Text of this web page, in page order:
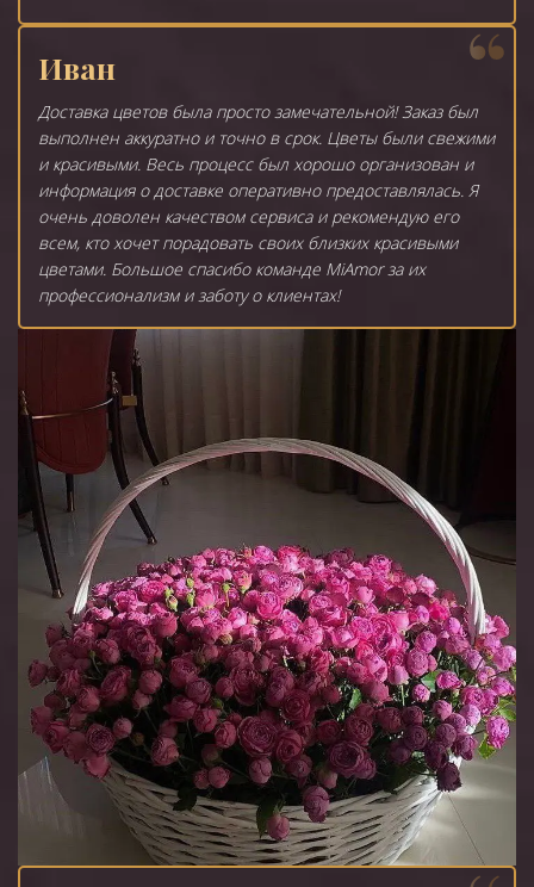
Иван
Доставка цветов была просто замечательной! Заказ был
выполнен аккуратно и точно в срок. Цветы были свежими
и красивыми. Весь процесс был хорошо организован и
информация о доставке оперативно предоставлялась. Я
очень доволен качеством сервиса и рекомендую его
всем, кто хочет порадовать своих близких красивыми
цветами. Большое спасибо команде MiAmor за их
профессионализм и заботу о клиентах!